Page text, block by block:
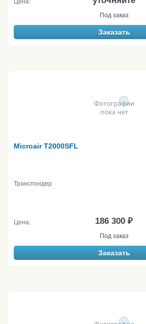
Цена:
Под заказ
Заказать
Microair T2000SFL
Транспондер
Цена: 186 300 ₽
Под заказ
Заказать